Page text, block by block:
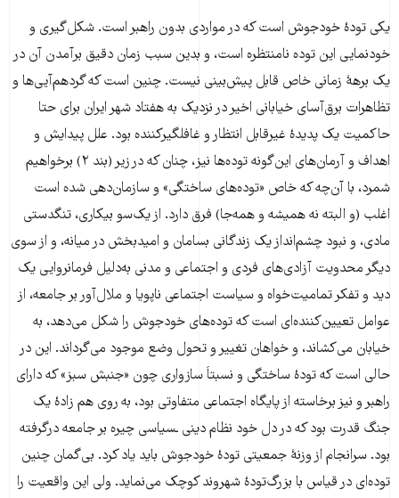
یکی تودۀ خودجوش است که در مواردی بدون راهبر است. شکل‌گیری و
خودنمایی این توده نامنتظره است، و بدین سبب زمان دقیق برآمدن آن در
یک برهۀ زمانی خاص قابل پیش‌بینی نیست. چنین است که گردهم‌آیی‌ها و
تظاهرات برق‌آسای خیابانی اخیر در نزدیک به هفتاد شهر ایران برای حتا
حاکمیت یک پدیدۀ غیرقابل انتظار و غافلگیرکننده بود. علل پیدایش و
اهداف و آرمان‌های این‌گونه توده‌ها نیز، چنان که در زیر (بند ۲) برخواهیم
شمرد، با آن‌چه که خاص «توده‌های ساختگی» و سازمان‌دهی شده است
اغلب (و البته نه همیشه و همه‌جا) فرق دارد. از یک‌سو بیکاری، تنگدستی
مادی، و نبود چشم‌انداز یک زندگانی بسامان و امیدبخش در میانه، و از سوی
دیگر محدویت آزادی‌های فردی و اجتماعی و مدنی به‌دلیل فرمانروایی یک
دید و تفکر تمامیت‌خواه و سیاست اجتماعی ناپویا و ملال‌آور بر جامعه، از
عوامل تعیین‌کننده‌ای است که توده‌های خودجوش را شکل می‌دهد، به
خیابان می‌کشاند، و خواهان تغییر و تحول وضع موجود می‌گرداند. این در
حالی است که تودۀ ساختگی و نسبتاَ سازواری چون «جنبش سبز» که دارای
راهبر و نیز برخاسته از پایگاه اجتماعی متفاوتی بود، به ‌روی هم زادۀ یک
جنگ قدرت بود که در دل خود نظام دینی ـسیاسی چیره بر جامعه درگرفته
بود. سرانجام از وزنۀ جمعیتی تودۀ خودجوش باید یاد کرد. بی‌گمان چنین
توده‌ای در قیاس با بزرگ‌تودۀ شهروند کوچک می‌نماید. ولی این واقعیت را